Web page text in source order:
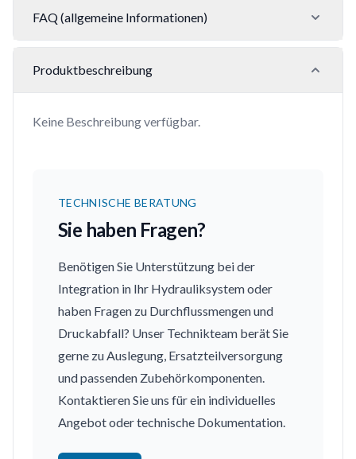
FAQ (allgemeine Informationen)
Produktbeschreibung
Keine Beschreibung verfügbar.
TECHNISCHE BERATUNG
Sie haben Fragen?
Benötigen Sie Unterstützung bei der
Integration in Ihr Hydrauliksystem oder
haben Fragen zu Durchflussmengen und
Druckabfall? Unser Technikteam berät Sie
gerne zu Auslegung, Ersatzteilversorgung
und passenden Zubehörkomponenten.
Kontaktieren Sie uns für ein individuelles
Angebot oder technische Dokumentation.